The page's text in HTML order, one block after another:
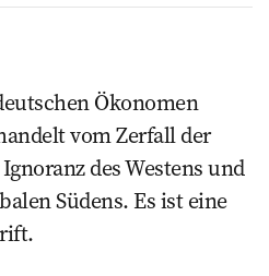
Ökonomen
vom Zerfall der
des Westens und
Südens. Es ist eine